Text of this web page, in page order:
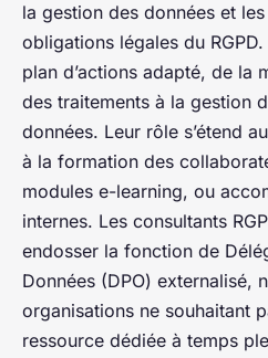
la gestion des données et
obligations légales du
plan d’actions adapté, de la
des traitements à la gestion
données. Leur rôle s’étend
à la formation des
modules e-learning, ou
internes. Les consultants
endosser la fonction de
Données (DPO) externalisé,
organisations ne souhaitant
ressource dédiée à temps